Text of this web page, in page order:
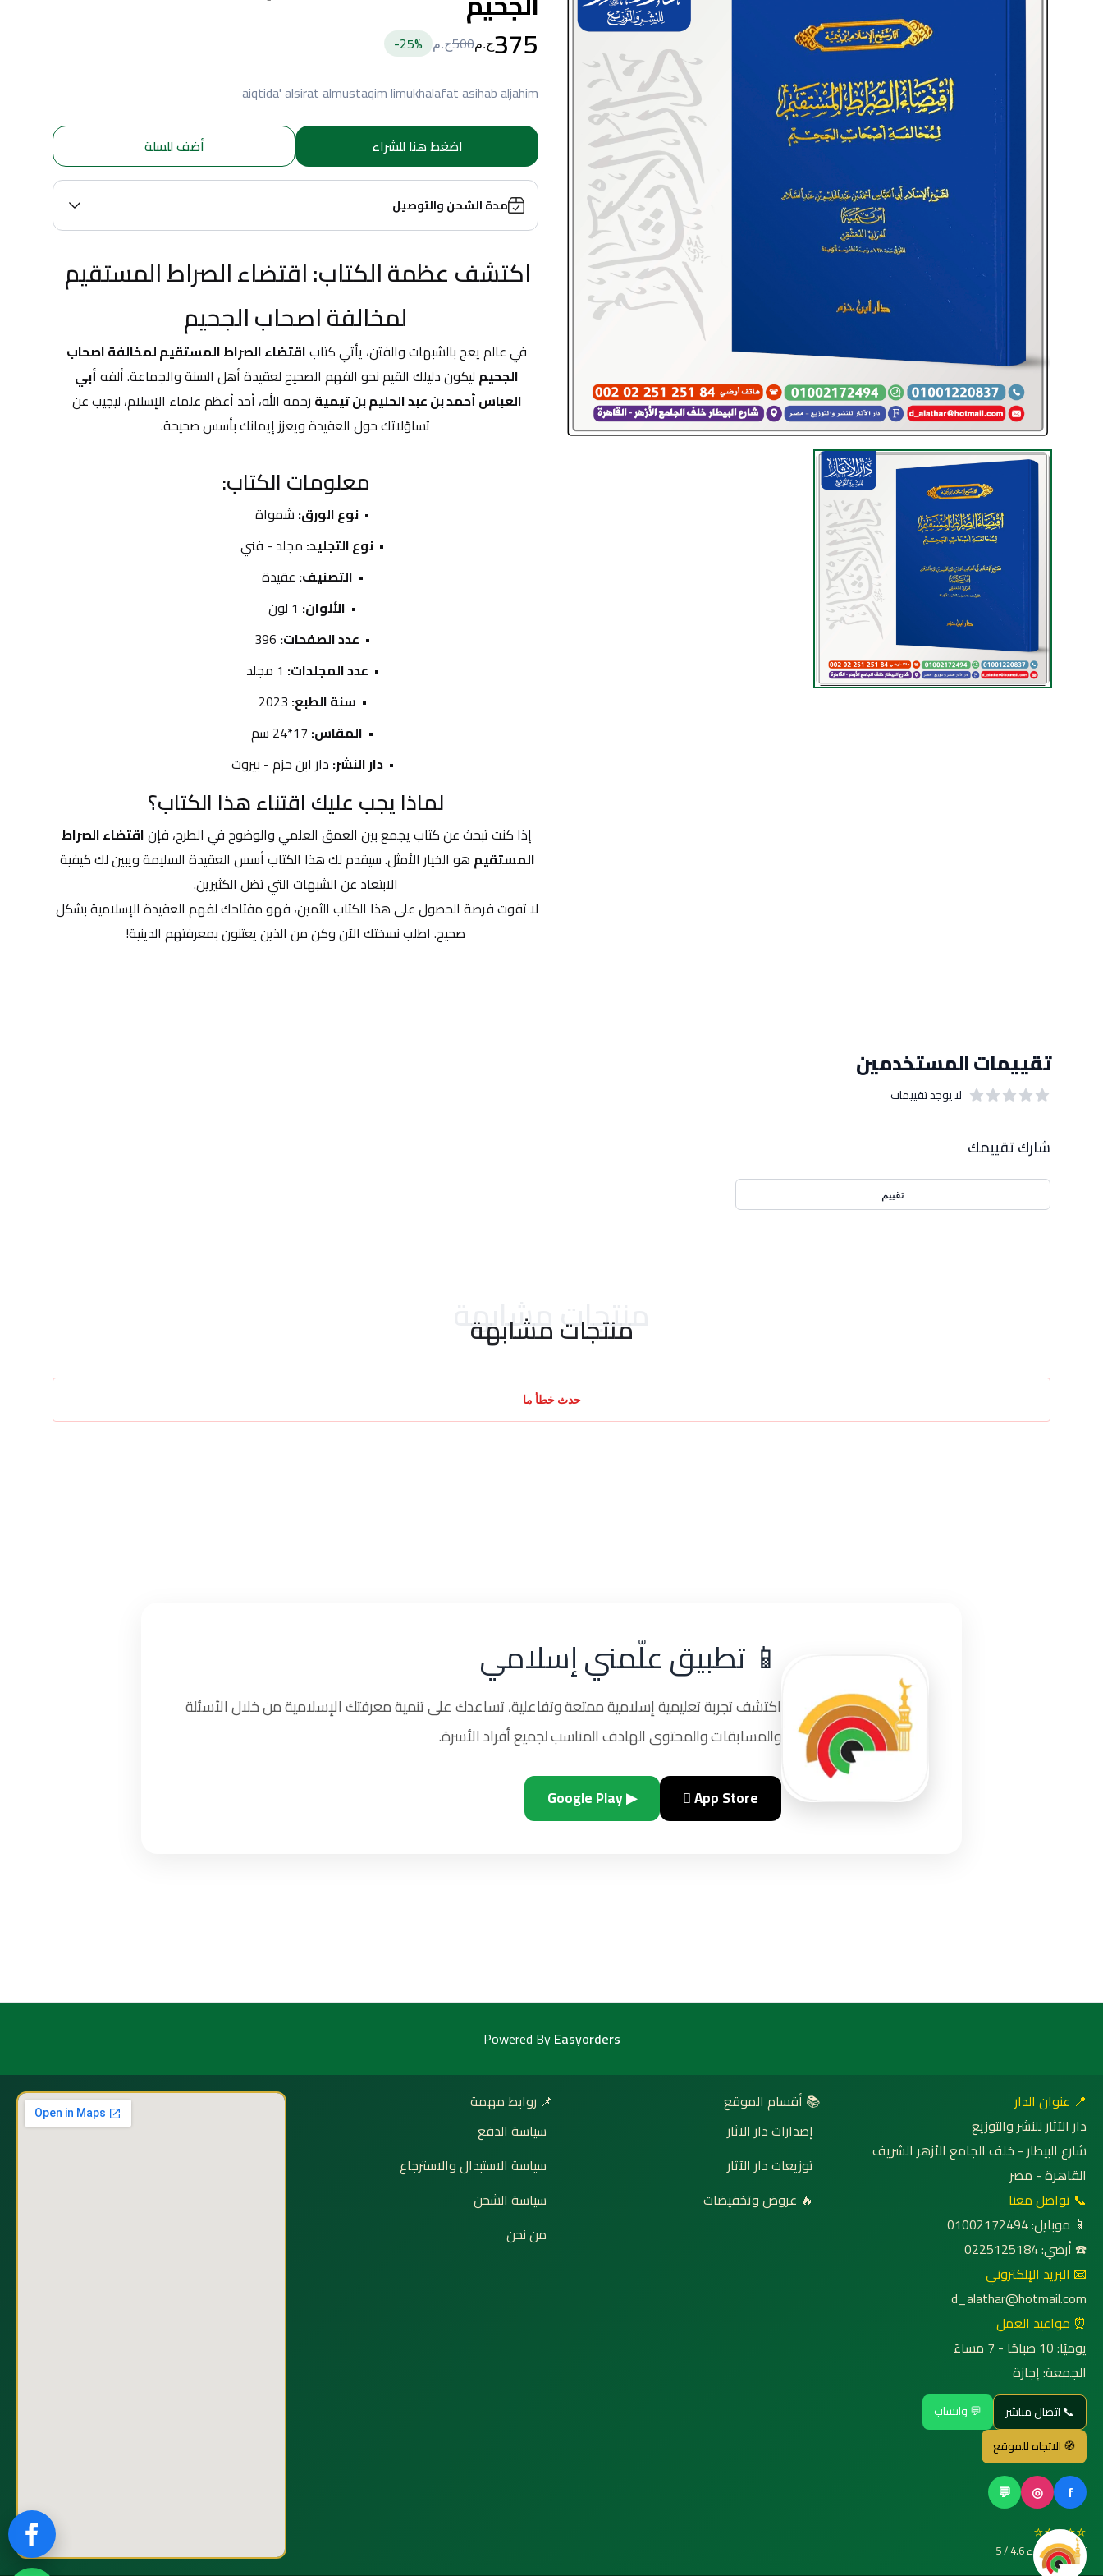
375ج.م500ج.م 25%-
aiqtida' alsirat almustaqim limukhalafat asihab aljahim
اضغط هنا للشراء أضف للسلة
مدة الشحن والتوصيل
لمخالفة اصحاب الجحيم
في عالم يعج بالشبهات والفتن، يأتي كتاب
الجحيم ليكون دليلك القيم نحو الفهم الصحيح لعقيدة أهل السنة والجماعة. ألفه
العباس أحمد بن عبد الحليم بن تيمية
تساؤلاتك حول العقيدة ويعزز إيمانك بأسس صحيحة.
معلومات الكتاب:
نوع الورق: شمواة
نوع التجليد: مجلد - فني
التصنيف: عقيدة
الألوان:
عدد الصفحات:
عدد المجلدات:
سنة الطبع:
المقاس:
دار النشر: دار ابن حزم - بيروت
لماذا يجب عليك اقتناء هذا الكتاب؟
إذا كنت تبحث عن كتاب يجمع بين العمق العلمي والوضوح في الطرح، فإن
المستقيم
الابتعاد عن الشبهات التي تضل الكثيرين.
صحيح. اطلب نسختك الآن وكن من الذين يعتنون بمعرفتهم الدينية!
تقييمات المستخدمين
لا يوجد تقييمات
شارك تقييمك
تقييم
منتجات مشابهة
منتجات مشابهة
حدث خطأ ما
📱 تطبيق علّمني إسلامي
اكتشف تجربة تعليمية إسلامية ممتعة وتفاعلية، تساعدك على تنمية معرفتك الإسلامية من خلال الأسئلة
والمسابقات والمحتوى الهادف المناسب لجميع أفراد الأسرة.
 App Store
▶ Google Play
Powered ByEasyorders
📍 عنوان الدار
دار الآثار للنشر والتوزيع
شارع البيطار - خلف الجامع الأزهر الشريف
القاهرة - مصر
📞 تواصل معنا
📱 موبايل: 01002172494
☎️ أرضي: 0225125184
📧 البريد الإلكتروني
d_alathar@hotmail.com
⏰ مواعيد العمل
يوميًا: 10 صباحًا - 7 مساءً
الجمعة: إجازة
📞 اتصال مباشر
💬 واتساب
🧭 الاتجاه للموقع
f
◎
💬
⭐⭐⭐⭐⭐
تقييم العملاء 4.6 / 5
📚 أقسام الموقع
إصدارات دار الآثار
توزيعات دار الآثار
🔥 عروض وتخفيضات
📌 روابط مهمة
سياسة الدفع
سياسة الاستبدال والاسترجاع
سياسة الشحن
من نحن